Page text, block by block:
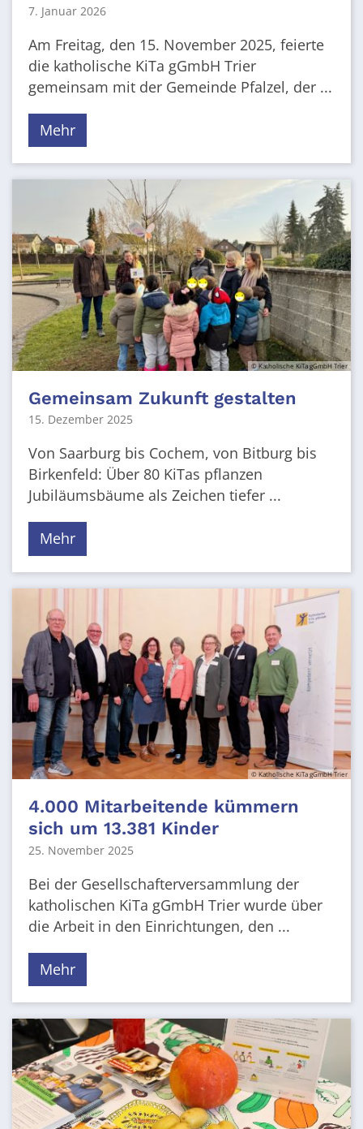
7. Januar 2026
Am Freitag, den 15. November 2025, feierte
die katholische KiTa gGmbH Trier
gemeinsam mit der Gemeinde Pfalzel, der ...
Mehr
© Katholische KiTa gGmbH Trier
Gemeinsam Zukunft gestalten
15. Dezember 2025
Von Saarburg bis Cochem, von Bitburg bis
Birkenfeld: Über 80 KiTas pflanzen
Jubiläumsbäume als Zeichen tiefer ...
Mehr
© Katholische KiTa gGmbH Trier
4.000 Mitarbeitende kümmern
sich um 13.381 Kinder
25. November 2025
Bei der Gesellschafterversammlung der
katholischen KiTa gGmbH Trier wurde über
die Arbeit in den Einrichtungen, den ...
Mehr